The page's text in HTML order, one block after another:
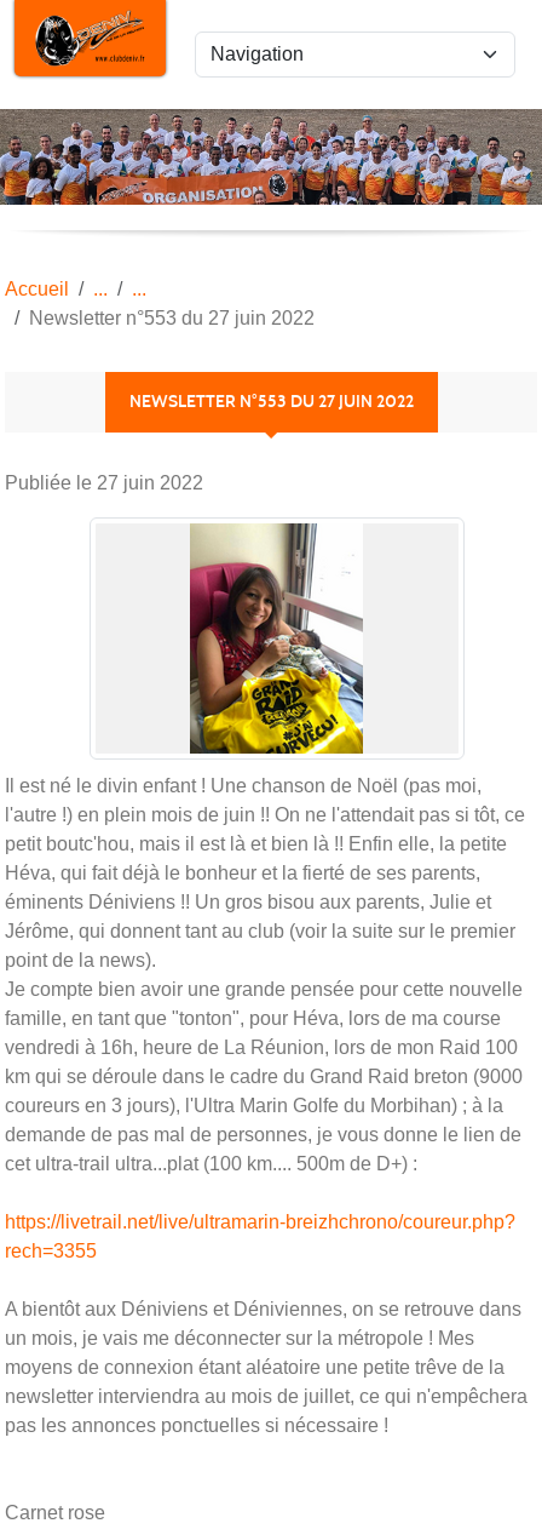
Accueil
Newsletter n°553 du 27 juin 2022
NEWSLETTER N°553 DU 27 JUIN 2022
Publiée le 27 juin 2022
Il est né le divin enfant ! Une chanson de Noël (pas moi,
l'autre !) en plein mois de juin !! On ne l'attendait pas si tôt, ce
petit boutc'hou, mais il est là et bien là !! Enfin elle, la petite
Héva, qui fait déjà le bonheur et la fierté de ses parents,
éminents Déniviens !! Un gros bisou aux parents, Julie et
Jérôme, qui donnent tant au club (voir la suite sur le premier
point de la news).
Je compte bien avoir une grande pensée pour cette nouvelle
famille, en tant que "tonton", pour Héva, lors de ma course
vendredi à 16h, heure de La Réunion, lors de mon Raid 100
km qui se déroule dans le cadre du Grand Raid breton (9000
coureurs en 3 jours), l'Ultra Marin Golfe du Morbihan) ; à la
demande de pas mal de personnes, je vous donne le lien de
cet ultra-trail ultra...plat (100 km.... 500m de D+) :
https://livetrail.net/live/ultramarin-breizhchrono/coureur.php?
rech=3355
A bientôt aux Déniviens et Déniviennes, on se retrouve dans
un mois, je vais me déconnecter sur la métropole ! Mes
moyens de connexion étant aléatoire une petite trêve de la
newsletter interviendra au mois de juillet, ce qui n'empêchera
pas les annonces ponctuelles si nécessaire !
Carnet rose
Panneau de gestion des cookies